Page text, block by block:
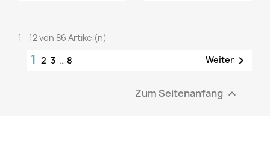
1 - 12 von 86 Artikel(n)
1 2 3 … 8 Weiter 
Zum Seitenanfang 